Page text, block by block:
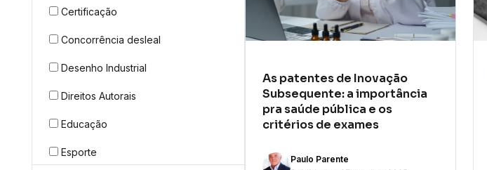
Certificação
Concorrência desleal
Desenho Industrial
Direitos Autorais
Educação
Esporte
As patentes de Inovação
Subsequente: a importância
pra saúde pública e os
critérios de exames
Paulo Parente